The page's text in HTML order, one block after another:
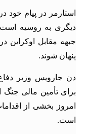
استارمر در پیام
دیگری به روسیه
جبهه مقابل اوکراین
پنهان شوند.
دن جارویس وزیر
برای تأمین مالی جنگ
امروز بخشی از
است.